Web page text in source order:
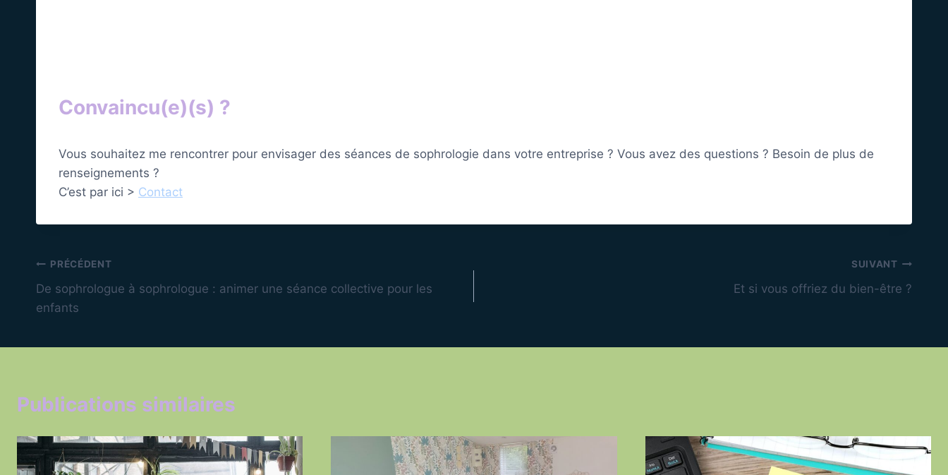
Convaincu(e)(s) ?
Vous souhaitez me rencontrer pour envisager des séances de sophrologie dans votre entreprise ? Vous avez des questions ? Besoin de plus de
renseignements ?
C’est par ici > Contact
Navigation
de
PRÉCÉDENT
De sophrologue à sophrologue : animer une séance collective pour les
enfants
SUIVANT
Et si vous offriez du bien-être ?
Publications similaires